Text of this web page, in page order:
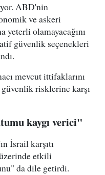
ABD'nin
ve askeri
yeterli olamayacağını
güvenlik seçenekleri
mevcut ittifaklarını
risklerine karşı
kaygı verici"
İsrail karşıtı
etkili
da dile getirdi.